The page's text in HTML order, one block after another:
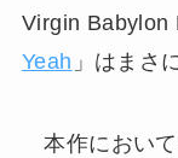
Virgin Babylon
Yeah 」はまさ
本作において